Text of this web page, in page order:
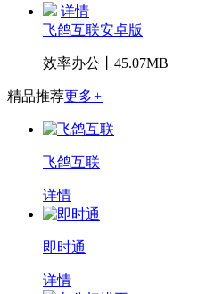
详情
飞鸽互联安卓版
效率办公丨45.07MB
精品推荐更多+
飞鸽互联
详情
即时通
详情